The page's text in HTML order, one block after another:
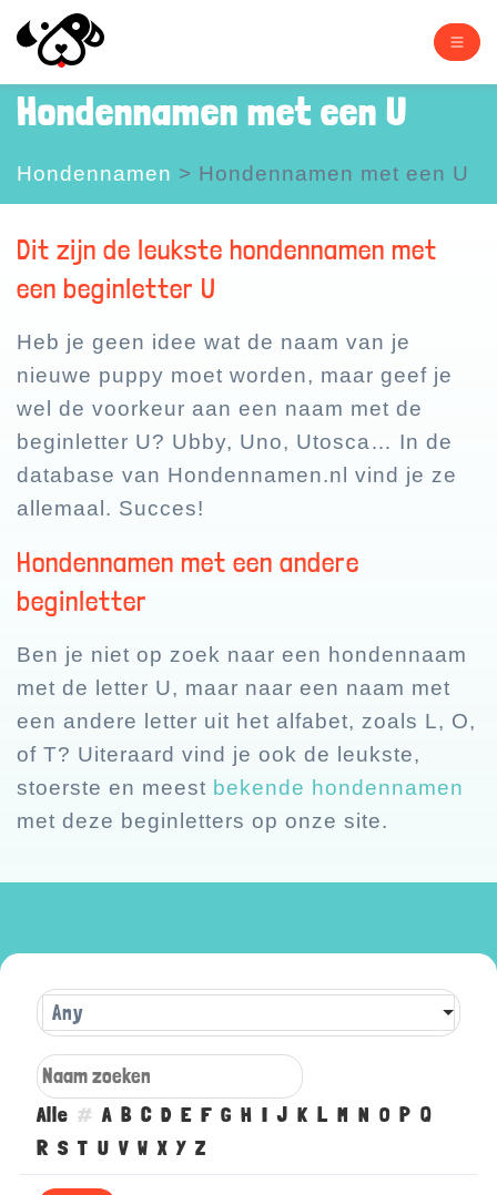
Hondennamen met een U
Hondennamen > Hondennamen met een U
Dit zijn de leukste hondennamen met
een beginletter U
Heb je geen idee wat de naam van je
nieuwe puppy moet worden, maar geef je
wel de voorkeur aan een naam met de
beginletter U? Ubby, Uno, Utosca… In de
database van Hondennamen.nl vind je ze
allemaal. Succes!
Hondennamen met een andere
beginletter
Ben je niet op zoek naar een hondennaam
met de letter U, maar naar een naam met
een andere letter uit het alfabet, zoals L, O,
of T? Uiteraard vind je ook de leukste,
stoerste en meest bekende hondennamen
met deze beginletters op onze site.
Any
Alle # A B C D E F G H I J K L M N O P Q
R S T U V W X Y Z